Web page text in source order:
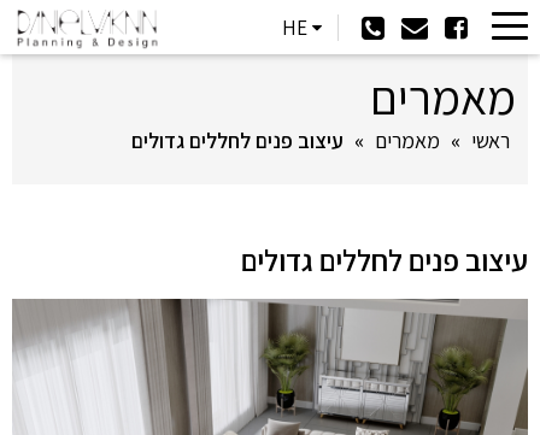
HE
מאמרים
ראשי » מאמרים » עיצוב פנים לחללים גדולים
עיצוב פנים לחללים גדולים